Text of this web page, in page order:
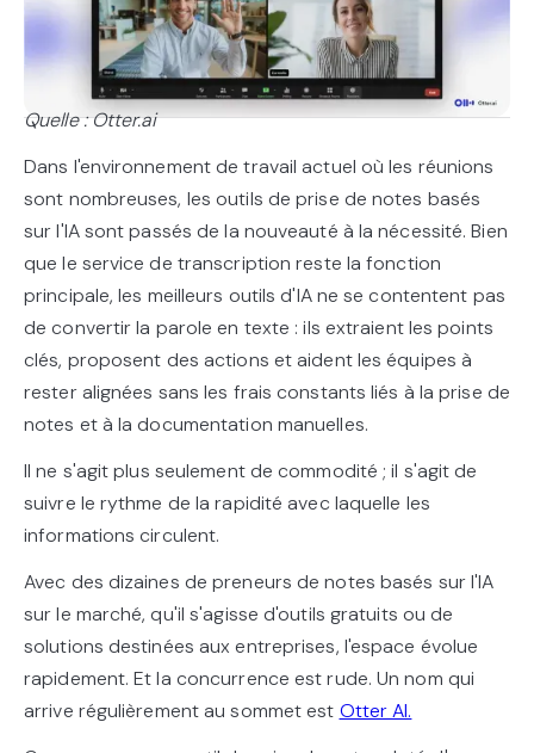
Quelle : Otter.ai
Dans l'environnement de travail actuel où les réunions
sont nombreuses, les outils de prise de notes basés
sur l'IA sont passés de la nouveauté à la nécessité. Bien
que le service de transcription reste la fonction
principale, les meilleurs outils d'IA ne se contentent pas
de convertir la parole en texte : ils extraient les points
clés, proposent des actions et aident les équipes à
rester alignées sans les frais constants liés à la prise de
notes et à la documentation manuelles.
Il ne s'agit plus seulement de commodité ; il s'agit de
suivre le rythme de la rapidité avec laquelle les
informations circulent.
Avec des dizaines de preneurs de notes basés sur l'IA
sur le marché, qu'il s'agisse d'outils gratuits ou de
solutions destinées aux entreprises, l'espace évolue
rapidement. Et la concurrence est rude. Un nom qui
arrive régulièrement au sommet est Otter AI.